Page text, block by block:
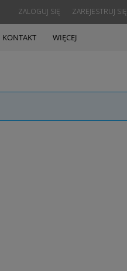
ZAREJESTRUJ SIĘ
ZALOGUJ SIĘ
KONTAKT WIĘCEJ